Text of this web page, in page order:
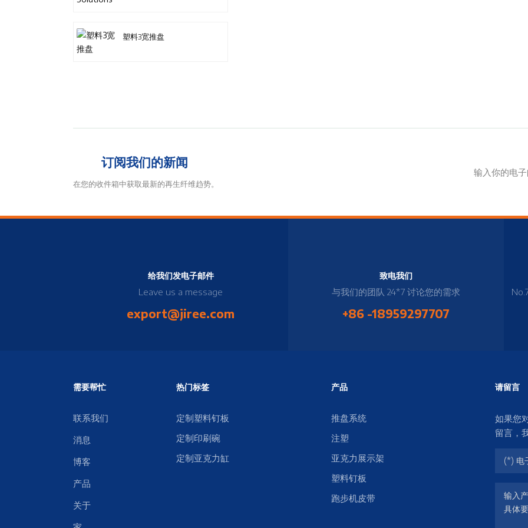
塑料3宽推盘
订阅我们的新闻
在您的收件箱中获取最新的再生纤维趋势。
给我们发电子邮件
Leave us a message
export@jiree.com
致电我们
与我们的团队 24*7 讨论您的需求
+86 -18959297707
需要帮忙
联系我们
消息
博客
产品
关于
热门标签
定制塑料钉板
定制印刷碗
定制亚克力缸
产品
推盘系统
注塑
亚克力展示架
塑料钉板
跑步机皮带
请留言
如果您
留言，